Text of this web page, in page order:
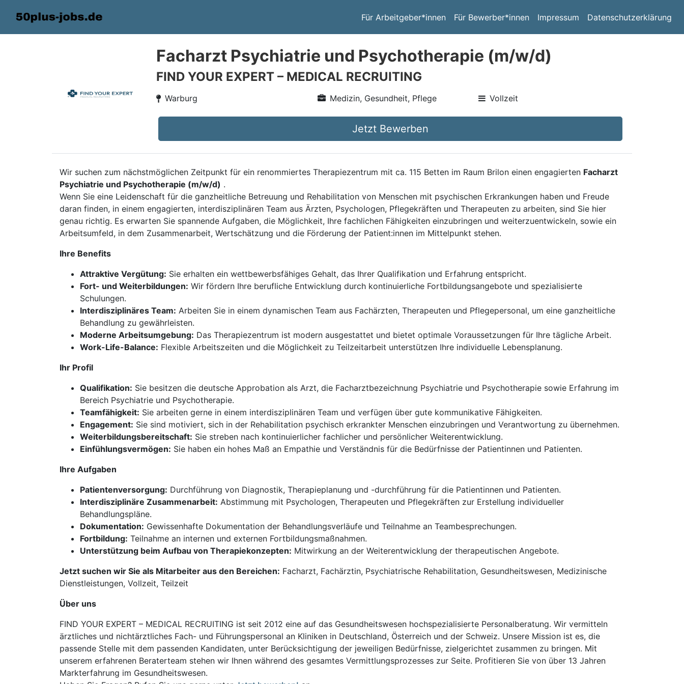
Für Arbeitgeber*innen Für Bewerber*innen Impressum Datenschutzerklärung
Facharzt Psychiatrie und Psychotherapie (m/w/d)
FIND YOUR EXPERT – MEDICAL RECRUITING
Warburg Medizin, Gesundheit, Pflege Vollzeit
Jetzt Bewerben
Wir suchen zum nächstmöglichen Zeitpunkt für ein renommiertes Therapiezentrum mit ca. 115 Betten im Raum Brilon einen engagierten Facharzt
Psychiatrie und Psychotherapie (m/w/d) .
Wenn Sie eine Leidenschaft für die ganzheitliche Betreuung und Rehabilitation von Menschen mit psychischen Erkrankungen haben und Freude
daran finden, in einem engagierten, interdisziplinären Team aus Ärzten, Psychologen, Pflegekräften und Therapeuten zu arbeiten, sind Sie hier
genau richtig. Es erwarten Sie spannende Aufgaben, die Möglichkeit, Ihre fachlichen Fähigkeiten einzubringen und weiterzuentwickeln, sowie ein
Arbeitsumfeld, in dem Zusammenarbeit, Wertschätzung und die Förderung der Patient:innen im Mittelpunkt stehen.
Ihre Benefits
Attraktive Vergütung: Sie erhalten ein wettbewerbsfähiges Gehalt, das Ihrer Qualifikation und Erfahrung entspricht.
Fort- und Weiterbildungen: Wir fördern Ihre berufliche Entwicklung durch kontinuierliche Fortbildungsangebote und spezialisierte
Schulungen.
Interdisziplinäres Team: Arbeiten Sie in einem dynamischen Team aus Fachärzten, Therapeuten und Pflegepersonal, um eine ganzheitliche
Behandlung zu gewährleisten.
Moderne Arbeitsumgebung: Das Therapiezentrum ist modern ausgestattet und bietet optimale Voraussetzungen für Ihre tägliche Arbeit.
Work-Life-Balance: Flexible Arbeitszeiten und die Möglichkeit zu Teilzeitarbeit unterstützen Ihre individuelle Lebensplanung.
Ihr Profil
Qualifikation: Sie besitzen die deutsche Approbation als Arzt, die Facharztbezeichnung Psychiatrie und Psychotherapie sowie Erfahrung im
Bereich Psychiatrie und Psychotherapie.
Teamfähigkeit: Sie arbeiten gerne in einem interdisziplinären Team und verfügen über gute kommunikative Fähigkeiten.
Engagement: Sie sind motiviert, sich in der Rehabilitation psychisch erkrankter Menschen einzubringen und Verantwortung zu übernehmen.
Weiterbildungsbereitschaft: Sie streben nach kontinuierlicher fachlicher und persönlicher Weiterentwicklung.
Einfühlungsvermögen: Sie haben ein hohes Maß an Empathie und Verständnis für die Bedürfnisse der Patientinnen und Patienten.
Ihre Aufgaben
Patientenversorgung: Durchführung von Diagnostik, Therapieplanung und -durchführung für die Patientinnen und Patienten.
Interdisziplinäre Zusammenarbeit: Abstimmung mit Psychologen, Therapeuten und Pflegekräften zur Erstellung individueller
Behandlungspläne.
Dokumentation: Gewissenhafte Dokumentation der Behandlungsverläufe und Teilnahme an Teambesprechungen.
Fortbildung: Teilnahme an internen und externen Fortbildungsmaßnahmen.
Unterstützung beim Aufbau von Therapiekonzepten: Mitwirkung an der Weiterentwicklung der therapeutischen Angebote.
Jetzt suchen wir Sie als Mitarbeiter aus den Bereichen: Facharzt, Fachärztin, Psychiatrische Rehabilitation, Gesundheitswesen, Medizinische
Dienstleistungen, Vollzeit, Teilzeit
Über uns
FIND YOUR EXPERT – MEDICAL RECRUITING ist seit 2012 eine auf das Gesundheitswesen hochspezialisierte Personalberatung. Wir vermitteln
ärztliches und nichtärztliches Fach- und Führungspersonal an Kliniken in Deutschland, Österreich und der Schweiz. Unsere Mission ist es, die
passende Stelle mit dem passenden Kandidaten, unter Berücksichtigung der jeweiligen Bedürfnisse, zielgerichtet zusammen zu bringen. Mit
unserem erfahrenen Beraterteam stehen wir Ihnen während des gesamtes Vermittlungsprozesses zur Seite. Profitieren Sie von über 13 Jahren
Markterfahrung im Gesundheitswesen.